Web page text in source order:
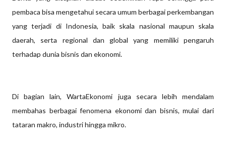
pembaca bisa mengetahui secara umum berbagai perkembangan
yang terjadi di Indonesia, baik skala nasional maupun skala
daerah, serta regional dan global yang memiliki pengaruh
terhadap dunia bisnis dan ekonomi.
Di bagian lain, WartaEkonomi juga secara lebih mendalam
membahas berbagai fenomena ekonomi dan bisnis, mulai dari
tataran makro, industri hingga mikro.